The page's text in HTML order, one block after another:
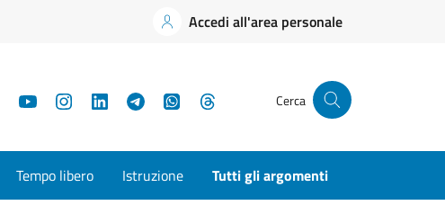
Accedi all'area personale
YouTubeInstagramLinkedInTelegramWhatsApp Cerca
Tempo libero Istruzione Tutti gli argomenti